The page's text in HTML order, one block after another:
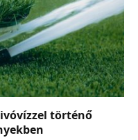
történő